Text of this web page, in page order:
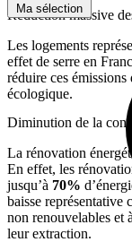
Ma sélection
Réduction massive
Les logements
effet de serre en
réduire ces
écologique.
Diminution de la
La rénovation
En effet, les
jusqu’à 70%
baisse représentative
non renouvelables et
leur extraction.